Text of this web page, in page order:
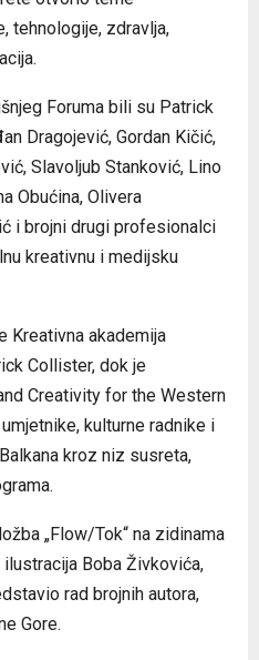
tehnologije, zdravlja,
Foruma bili su Patrick
Dragojević, Gordan Kičić,
Slavoljub Stanković, Lino
Obućina, Olivera
i brojni drugi profesionalci
kreativnu i medijsku
Kreativna akademija
Collister, dok je
Creativity for the Western
kulturne radnike i
kroz niz susreta,
„Flow/Tok“ na zidinama
Boba Živkovića,
rad brojnih autora,
Gore.